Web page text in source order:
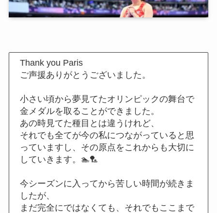
Thank you Paris
ご声援ありがとうございました。
小さい頃から夢見てたオリンピックの舞台で
金メダルを取ることができました。
あの時見てた種目とは違うけれど、
それでも全てが今の私につながっていると思
っていますし、その原点をこれからも大切に
していきます。🏊🏸
今シーズンに入ってから苦しい時間が続きま
したが、
まだ完全にではなくても、それでもここまで